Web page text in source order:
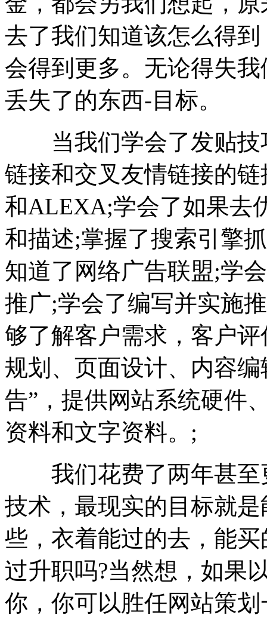
去了我们知道该怎么得
会得到更多。无论得失
丢失了的东西-目标。
当我们学会了发贴技
链接和交叉友情链接的
和ALEXA;学会了如果去
和描述;掌握了搜索引擎
知道了网络广告联盟;学
推广;学会了编写并实施
够了解客户需求，客户
规划、页面设计、内容
告”，提供网站系统硬件
资料和文字资料。;
我们花费了两年甚至
技术，最现实的目标就
些，衣着能过的去，能
过升职吗?当然想，如果
你，你可以胜任网站策